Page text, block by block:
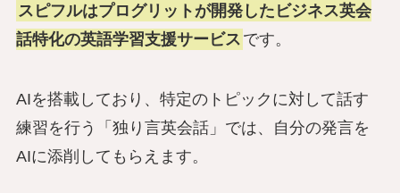
スピフルはプログリットが開発したビジネス英会
話特化の英語学習支援サービス です。
AIを搭載しており、特定のトピックに対して話す
練習を行う「独り言英会話」では、自分の発言を
AIに添削してもらえます。